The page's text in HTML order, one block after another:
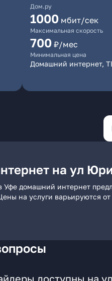
Дом.ру
1000 мбит/сек
Максимальная скорость
700 ₽/мес
Минимальная цена
Домашний интернет,
на ул
Уфе домашний интернет
на услуги варьируются
доступны на